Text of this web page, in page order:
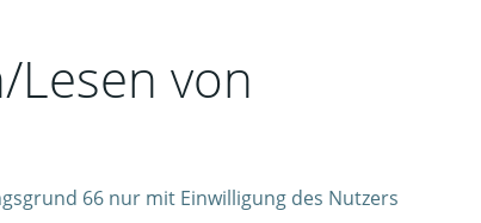
von
66 nur mit Einwilligung des Nutzers